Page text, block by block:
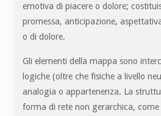
emotiva di piacere o dolore;
promessa, anticipazione,
o di dolore.
Gli elementi della mappa sono
logiche (oltre che fisiche a livello
analogia o appartenenza. La
forma di rete non gerarchica,